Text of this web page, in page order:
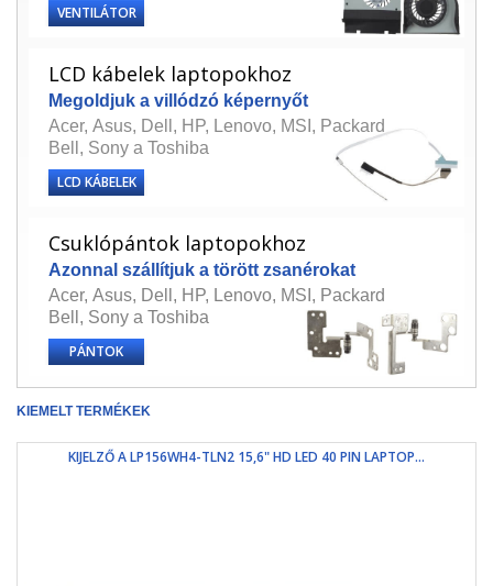
VENTILÁTOR
LCD kábelek laptopokhoz
Megoldjuk a villódzó képernyőt
Acer, Asus, Dell , HP, Lenovo, MSI , Packard
Bell , Sony a Toshiba
LCD KÁBELEK
Csuklópántok laptopokhoz
Azonnal szállítjuk a törött zsanérokat
Acer, Asus, Dell , HP, Lenovo, MSI , Packard
Bell , Sony a Toshiba
PÁNTOK
KIEMELT TERMÉKEK
KIJELZŐ A LP156WH4-TLN2 15,6" HD LED 40 PIN LAPTOP...